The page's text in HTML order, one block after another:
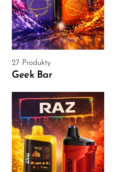
Geek Bar
Glamee
Happy Stiks
HERO
Hi-Drip
Hulk Hogan
Humble
Hyde
Hyppe
27 Produkty
Geek Bar